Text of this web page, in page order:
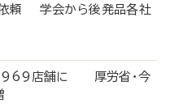
依頼 学会から後発品各社
5969店舗に 厚労省・今